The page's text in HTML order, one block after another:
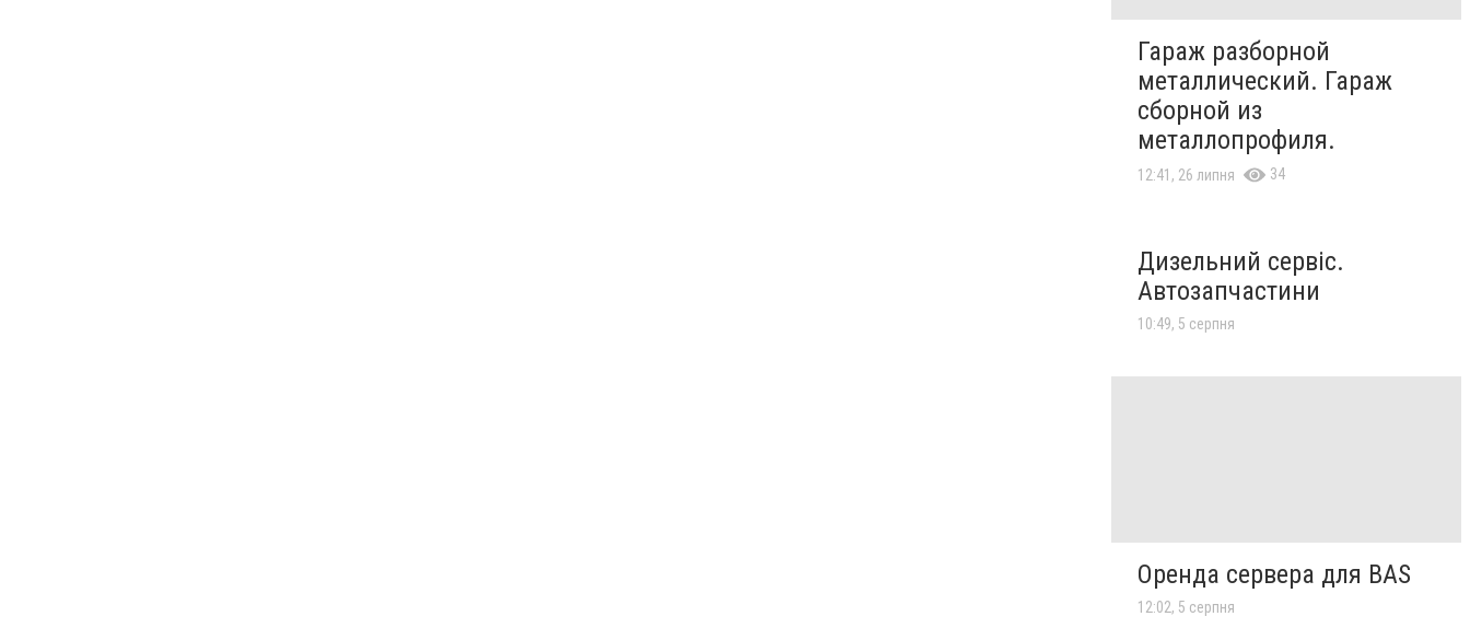
Гараж разборной
металлический. Гараж
сборной из
металлопрофиля.
12:41, 26 липня 34
Дизельний сервіс.
Автозапчастини
10:49, 5 серпня
Оренда сервера для BAS
12:02, 5 серпня